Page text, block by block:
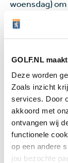
GOLF.NL
Deze worden
Zoals inzicht
services. Door
akkoord met
ontvangen wij
functionele
op een andere
jou bezochte
woensdag)
al 347, de
teams op
1.735
Als je uitgaat
in 2023 1.735
team, zijn het
één speeldag
meestal 5 of
te hebben.